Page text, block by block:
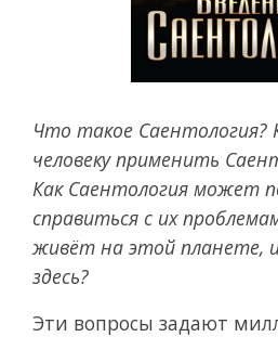
Что такое Саентология?
человеку применить
Как Саентология может
справиться с их
живёт на этой планете, и
здесь?
Эти вопросы задают